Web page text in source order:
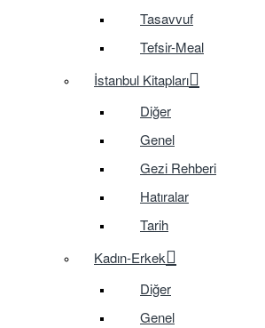
Tasavvuf
Tefsir-Meal
İstanbul Kitapları
Diğer
Genel
Gezi Rehberi
Hatıralar
Tarih
Kadın-Erkek
Diğer
Genel